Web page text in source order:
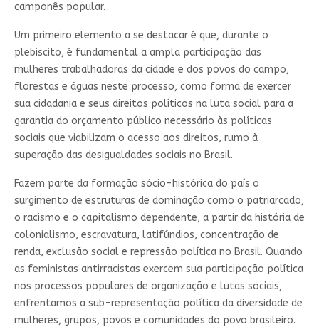
camponês popular.
Um primeiro elemento a se destacar é que, durante o
plebiscito, é fundamental a ampla participação das
mulheres trabalhadoras da cidade e dos povos do campo,
florestas e águas neste processo, como forma de exercer
sua cidadania e seus direitos políticos na luta social para a
garantia do orçamento público necessário às políticas
sociais que viabilizam o acesso aos direitos, rumo à
superação das desigualdades sociais no Brasil.
Fazem parte da formação sócio-histórica do país o
surgimento de estruturas de dominação como o patriarcado,
o racismo e o capitalismo dependente, a partir da história de
colonialismo, escravatura, latifúndios, concentração de
renda, exclusão social e repressão política no Brasil. Quando
as feministas antirracistas exercem sua participação política
nos processos populares de organização e lutas sociais,
enfrentamos a sub-representação política da diversidade de
mulheres, grupos, povos e comunidades do povo brasileiro.